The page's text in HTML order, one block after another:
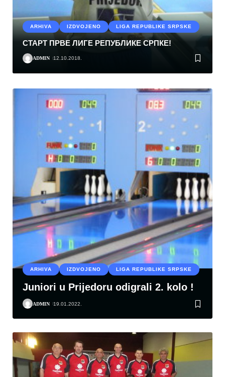
ARHIVA IZDVOJENO LIGA REPUBLIKE SRPSKE
СТАРТ ПРВЕ ЛИГЕ РЕПУБЛИКЕ СРПКЕ!
ADMIN 12.10.2018.
ARHIVA IZDVOJENO LIGA REPUBLIKE SRPSKE
Juniori u Prijedoru odigrali 2. kolo !
ADMIN 19.01.2022.